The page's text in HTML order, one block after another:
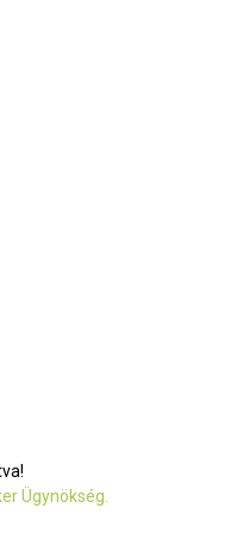
Ügynökség.